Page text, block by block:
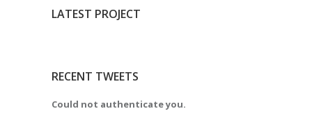
LATEST PROJECT
RECENT TWEETS
Could not authenticate you.